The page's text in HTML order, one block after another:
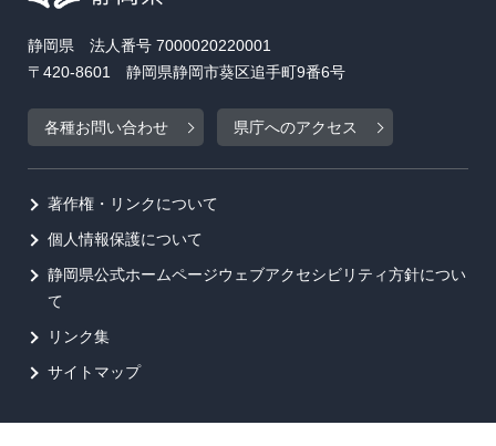
静岡県 法人番号 7000020220001
〒420-8601 静岡県静岡市葵区追手町9番6号
各種お問い合わせ 県庁へのアクセス
著作権・リンクについて
個人情報保護について
静岡県公式ホームページウェブアクセシビリティ方針につい
て
リンク集
サイトマップ